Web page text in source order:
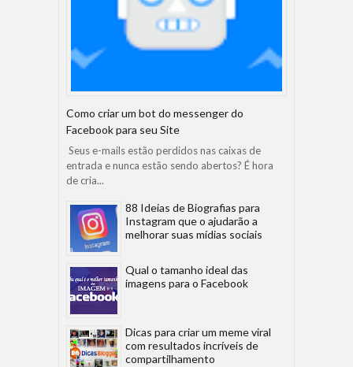
Como criar um bot do messenger do
Facebook para seu Site
Seus e-mails estão perdidos nas caixas de
entrada e nunca estão sendo abertos? É hora
de cria...
88 Ideias de Biografias para
Instagram que o ajudarão a
melhorar suas mídias sociais
Qual o tamanho ideal das
imagens para o Facebook
Dicas para criar um meme viral
com resultados incríveis de
compartilhamento